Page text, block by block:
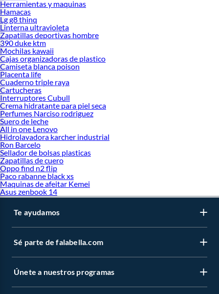
Herramientas y maquinas
Hamacas
Lg g8 thinq
Linterna ultravioleta
Zapatillas deportivas hombre
390 duke ktm
Mochilas kawaii
Cajas organizadoras de plastico
Camiseta blanca poison
Placenta life
Cuaderno triple raya
Cartucheras
Interruptores Cubull
Crema hidratante para piel seca
Perfumes Narciso rodriguez
Suero de leche
All in one Lenovo
Hidrolavadora karcher industrial
Ron Barcelo
Sellador de bolsas plasticas
Zapatillas de cuero
Oppo find n2 flip
Paco rabanne black xs
Maquinas de afeitar Kemei
Asus zenbook 14
Te ayudamos
Sé parte de falabella.com
Únete a nuestros programas